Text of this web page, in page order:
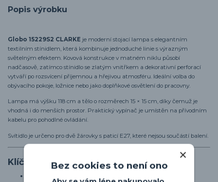
Popis výrobku
Globo 15229S2 CLARKE je moderní stojací lampa s elegantním
textilním stínidlem, která kombinuje jednoduché linie s výrazným
světelným efektem. Kovová konstrukce v matném niklu působí
nadčasově, zatímco stínidlo se zlatým vnitřkem a dekorativní perforací
vytváří po rozsvícení příjemnou a hřejivou atmosféru. Ideální volba do
obývacího pokoje, ložnice nebo jako doplňkové osvětlení do pracovny.
Lampa má výšku 118 cm a tělo o rozměrech 15 × 15 cm, díky čemuž je
vhodná i do menších prostor. Praktický vypínač je umístěn na přívodním
kabelu pro pohodlné ovládání.
Svítidlo je určeno pro dvě žárovky s paticí E27, které nejsou součástí balení.
Klíčové vlastnostiBez cookies to není ono